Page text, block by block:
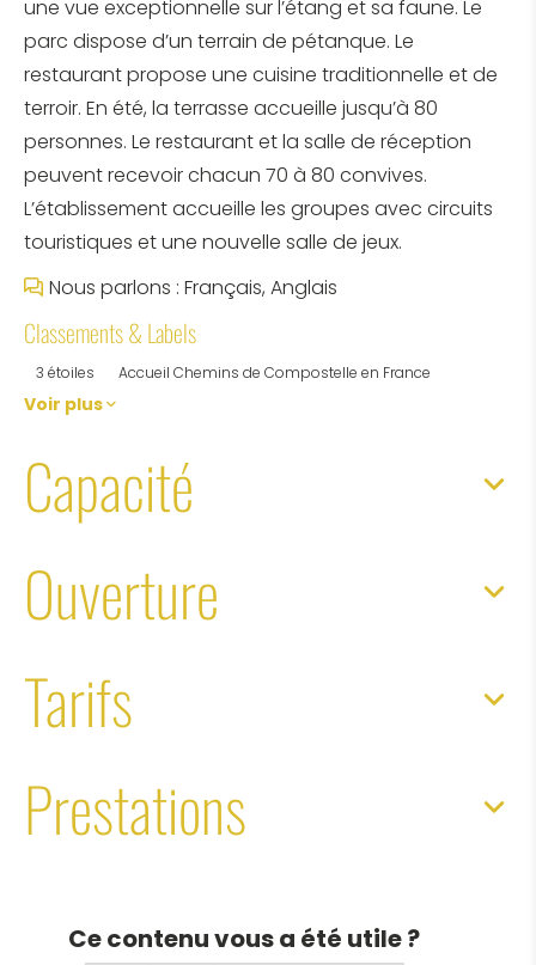
une vue exceptionnelle sur l’étang et sa faune. Le
parc dispose d’un terrain de pétanque. Le
restaurant propose une cuisine traditionnelle et de
terroir. En été, la terrasse accueille jusqu’à 80
personnes. Le restaurant et la salle de réception
peuvent recevoir chacun 70 à 80 convives.
L’établissement accueille les groupes avec circuits
touristiques et une nouvelle salle de jeux.
Nous parlons : Français, Anglais
Classements & Labels
3 étoiles Accueil Chemins de Compostelle en France
Voir plus
Capacité
Ouverture
Tarifs
Prestations
Ce contenu vous a été utile ?